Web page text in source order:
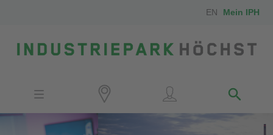
EN Mein IPH
IPH-Mitarbeiter